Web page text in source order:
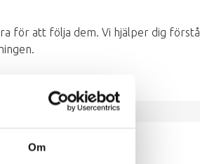
Om
för att följa dem. Vi hjälper dig förstå